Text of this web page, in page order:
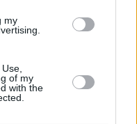
my
of my
with the
το κρασί